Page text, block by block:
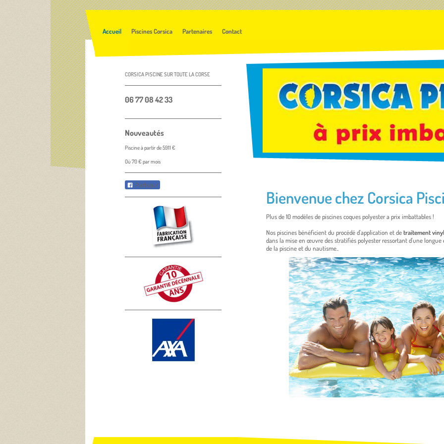
Accueil Piscines Corsica Partenaires Contact
CORSICA PISCINE SUR TOUTE LA CORSE
06 77 08 42 33
Nouveautés
Piscine à partir de 5911 €
Où 70 € par mois
Partager
Bienvenue chez Corsica
Plus de 10 modèles de piscines coques polyester a prix imbattables !
Nos piscines bénéficient du procédé d'application et detraitement
dans la mise en œuvre des stratifiés polyester ressortant d'une longue
de la piscine et du nautisme..